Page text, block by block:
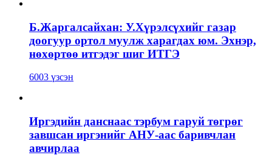
Б.Жаргалсайхан: У.Хүрэлсүхийг газар
доогуур ортол муулж харагдах юм. Эхнэр,
нөхөртөө итгэдэг шиг ИТГЭ
6003 үзсэн
Иргэдийн данснаас тэрбум гаруй төгрөг
завшсан иргэнийг АНУ-аас баривчлан
авчирлаа